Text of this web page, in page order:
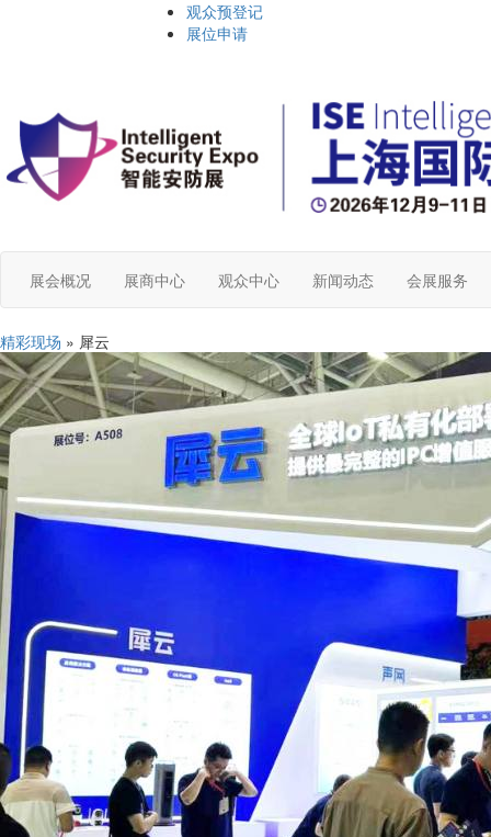
观众预登记
展位申请
展会概况 展商中心 观众中心 新闻动态 会展服务
精彩现场 » 犀云